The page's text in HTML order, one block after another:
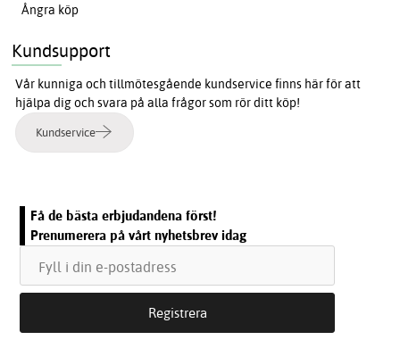
Ångra köp
Kundsupport
Vår kunniga och tillmötesgående kundservice finns här för att
hjälpa dig och svara på alla frågor som rör ditt köp!
Kundservice
Få de bästa erbjudandena först!
Prenumerera på vårt nyhetsbrev idag